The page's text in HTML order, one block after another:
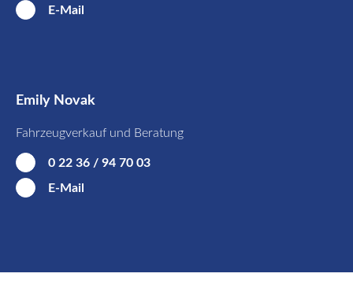
E-Mail
Emily Novak
Fahrzeugverkauf und Beratung
0 22 36 / 94 70 03
E-Mail